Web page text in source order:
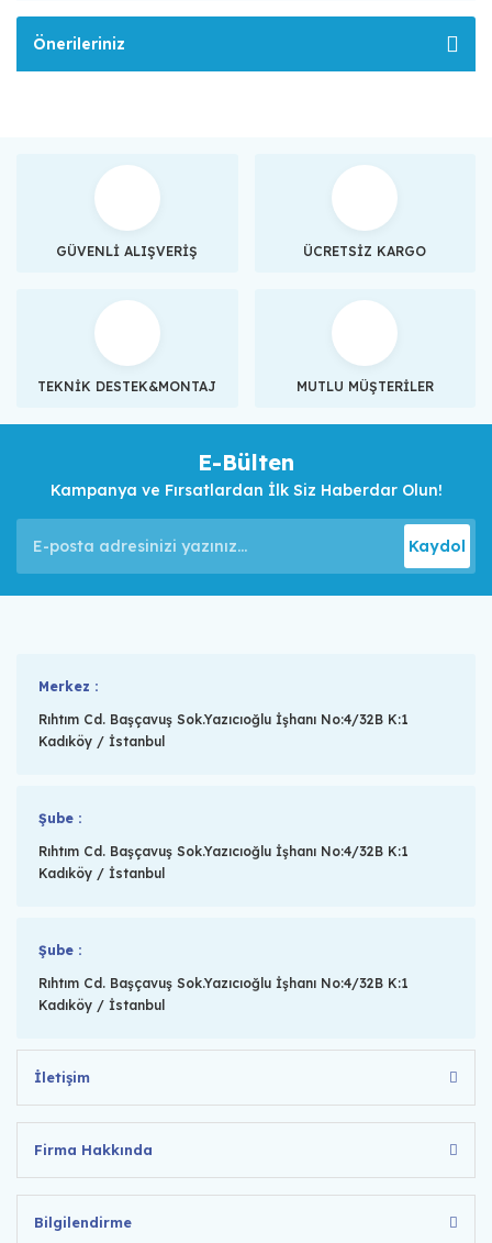
Önerileriniz
GÜVENLİ ALIŞVERİŞ ÜCRETSİZ KARGO
TEKNİK DESTEK&MONTAJ MUTLU MÜŞTERİLER
E-Bülten
Kampanya ve Fırsatlardan İlk Siz Haberdar Olun!
Kaydol
Merkez :
Rıhtım Cd. Başçavuş Sok.Yazıcıoğlu İşhanı No:4/32B K:1
Kadıköy / İstanbul
Şube :
Rıhtım Cd. Başçavuş Sok.Yazıcıoğlu İşhanı No:4/32B K:1
Kadıköy / İstanbul
Şube :
Rıhtım Cd. Başçavuş Sok.Yazıcıoğlu İşhanı No:4/32B K:1
Kadıköy / İstanbul
İletişim
Firma Hakkında
Bilgilendirme